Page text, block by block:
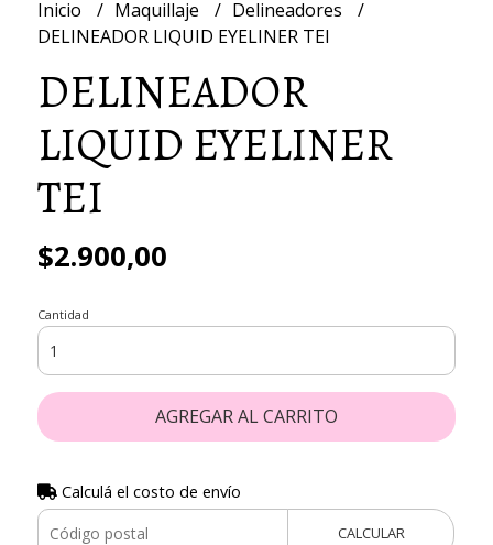
Inicio Maquillaje
Delineadores
DELINEADOR LIQUID EYELINER TEI
DELINEADOR
LIQUID EYELINER
TEI
$2.900,00
Cantidad
AGREGAR AL CARRITO
Calculá el costo de envío
CALCULAR